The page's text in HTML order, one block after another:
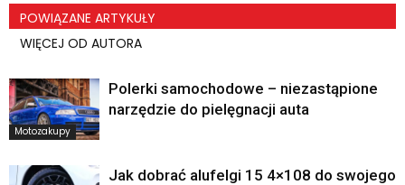
POWIĄZANE ARTYKUŁY
WIĘCEJ OD AUTORA
Motozakupy
Polerki samochodowe – niezastąpione
narzędzie do pielęgnacji auta
Jak dobrać alufelgi 15 4×108 do swojego